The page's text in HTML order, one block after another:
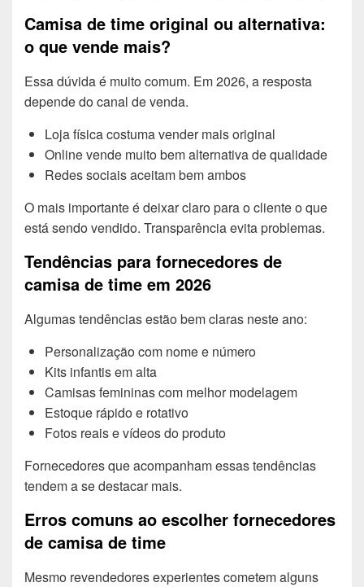
Camisa de time original ou alternativa:
o que vende mais?
Essa dúvida é muito comum. Em 2026, a resposta
depende do canal de venda.
Loja física costuma vender mais original
Online vende muito bem alternativa de qualidade
Redes sociais aceitam bem ambos
O mais importante é deixar claro para o cliente o que
está sendo vendido. Transparência evita problemas.
Tendências para fornecedores de
camisa de time em 2026
Algumas tendências estão bem claras neste ano:
Personalização com nome e número
Kits infantis em alta
Camisas femininas com melhor modelagem
Estoque rápido e rotativo
Fotos reais e vídeos do produto
Fornecedores que acompanham essas tendências
tendem a se destacar mais.
Erros comuns ao escolher fornecedores
de camisa de time
Mesmo revendedores experientes cometem alguns